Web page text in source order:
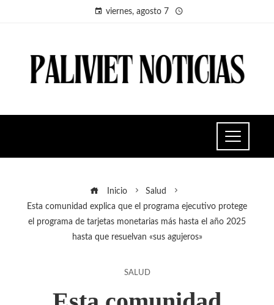
viernes, agosto 7
Inicio
Salud
Esta comunidad explica que el programa ejecutivo protege
el programa de tarjetas monetarias más hasta el año 2025
hasta que resuelvan «sus agujeros»
SALUD